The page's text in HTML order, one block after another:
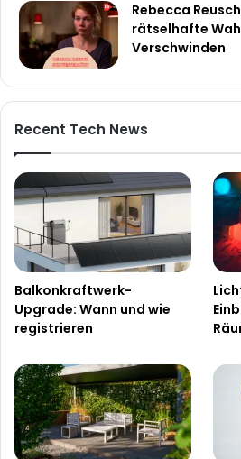
Rebecca
rätselhafte
Verschwinden
Recent Tech News
Balkonkraftwerk-
Upgrade: Wann und wie
registrieren